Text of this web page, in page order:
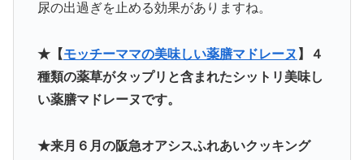
尿の出過ぎを止める効果がありますね。
★【モッチーママの美味しい薬膳マドレーヌ 】４
種類の薬草がタップリと含まれたシットリ美味し
い薬膳マドレーヌです。
★来月６月の阪急オアシスふれあいクッキング